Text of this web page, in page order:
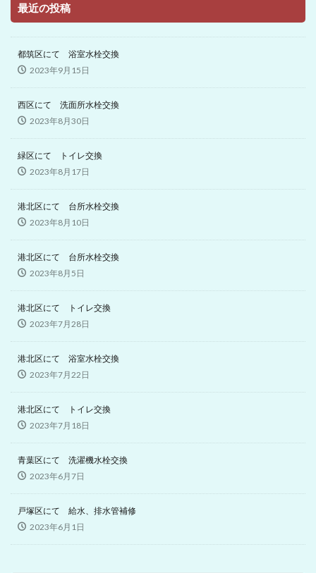
最近の投稿
都筑区にて 浴室水栓交換
2023年9月15日
西区にて 洗面所水栓交換
2023年8月30日
緑区にて トイレ交換
2023年8月17日
港北区にて 台所水栓交換
2023年8月10日
港北区にて 台所水栓交換
2023年8月5日
港北区にて トイレ交換
2023年7月28日
港北区にて 浴室水栓交換
2023年7月22日
港北区にて トイレ交換
2023年7月18日
青葉区にて 洗濯機水栓交換
2023年6月7日
戸塚区にて 給水、排水管補修
2023年6月1日